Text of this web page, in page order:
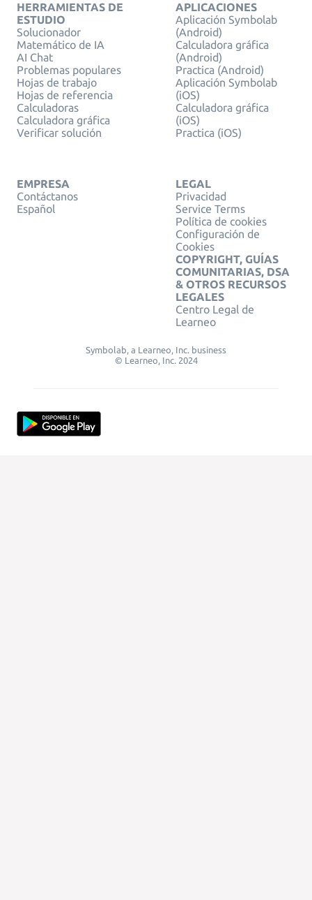
HERRAMIENTAS DE
ESTUDIO
Solucionador
Matemático de IA
AI Chat
Problemas populares
Hojas de trabajo
Hojas de referencia
Calculadoras
Calculadora gráfica
Verificar solución
APLICACIONES
Aplicación Symbolab
(Android)
Calculadora gráfica
(Android)
Practica (Android)
Aplicación Symbolab
(iOS)
Calculadora gráfica
(iOS)
Practica (iOS)
EMPRESA
Contáctanos
Español
LEGAL
Privacidad
Service Terms
Política de cookies
Configuración de
Cookies
COPYRIGHT, GUÍAS
COMUNITARIAS, DSA
& OTROS RECURSOS
LEGALES
Centro Legal de
Learneo
Symbolab, a Learneo, Inc. business
© Learneo, Inc. 2024